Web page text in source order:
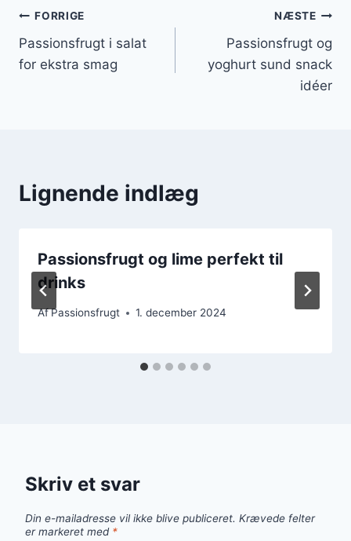
Indlægsnavigation
FORRIGE
Passionsfrugt i salat
for ekstra smag
NÆSTE
Passionsfrugt og
yoghurt sund snack
idéer
Lignende indlæg
Passionsfrugt og lime perfekt til
drinks
AfPassionsfrugt 1. december 2024
Skriv et svar
Din e-mailadresse vil ikke blive publiceret. Krævede felter
er markeret med *